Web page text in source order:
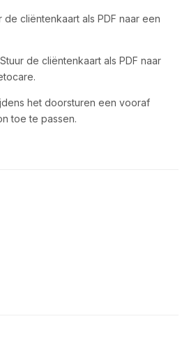
de cliëntenkaart als PDF naar een
de cliëntenkaart als PDF naar
het doorsturen een vooraf
toe te passen.